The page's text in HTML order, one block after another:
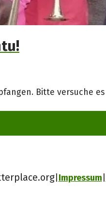
Bitte versuche es
Impressum